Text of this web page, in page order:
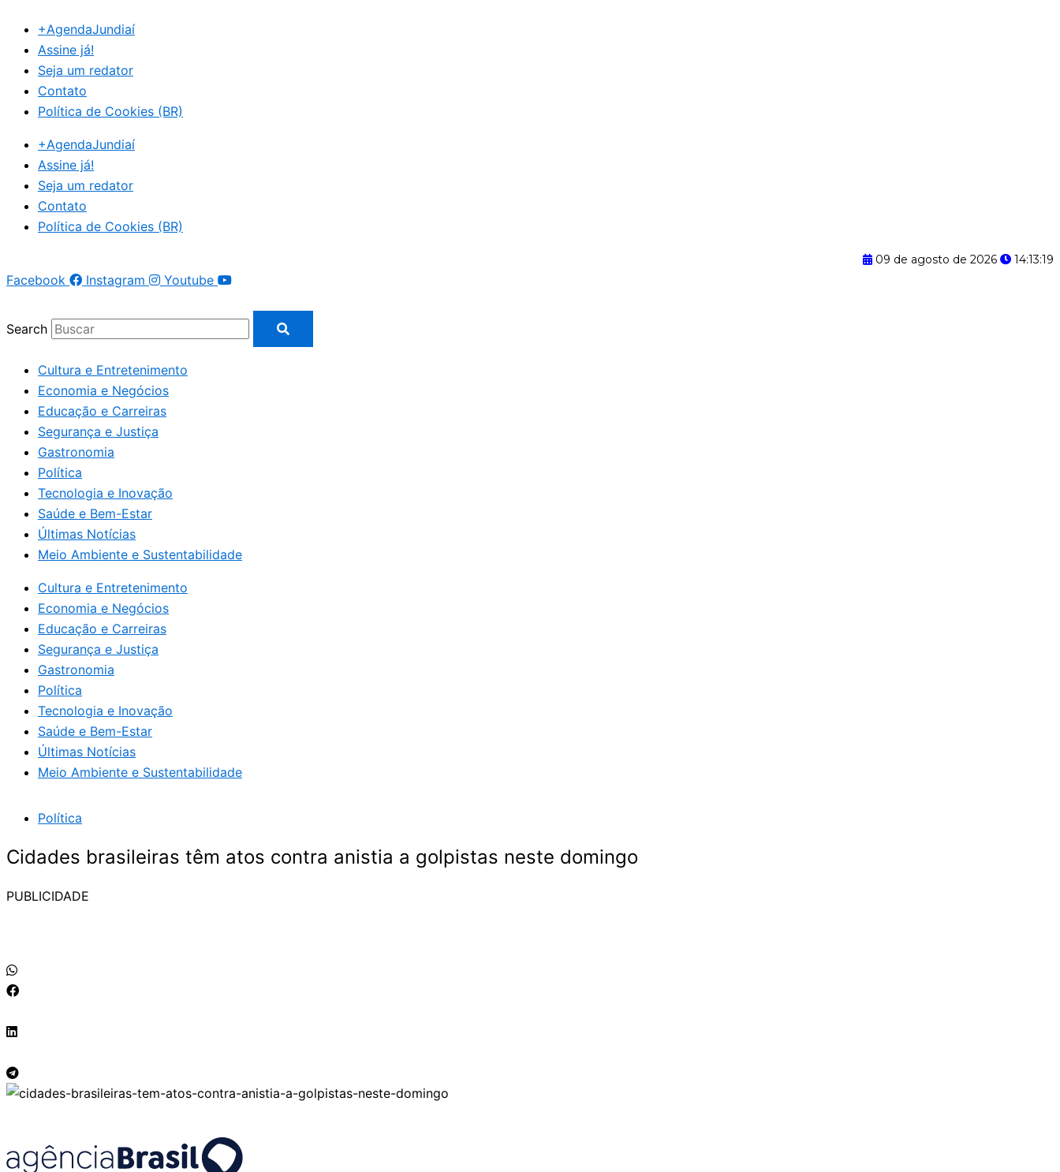
para
conteúdo
+AgendaJundiaí
Assine já!
Seja um redator
Contato
Política de Cookies (BR)
+AgendaJundiaí
Assine já!
Seja um redator
Contato
Política de Cookies (BR)
09 de agosto de 2026 14:13:20
Facebook Instagram Youtube
Search
Cultura e Entretenimento
Economia e Negócios
Educação e Carreiras
Segurança e Justiça
Gastronomia
Política
Tecnologia e Inovação
Saúde e Bem-Estar
Últimas Notícias
Meio Ambiente e Sustentabilidade
Cultura e Entretenimento
Economia e Negócios
Educação e Carreiras
Segurança e Justiça
Gastronomia
Política
Tecnologia e Inovação
Saúde e Bem-Estar
Últimas Notícias
Meio Ambiente e Sustentabilidade
Política
Cidades brasileiras têm atos contra anistia a golpistas neste domingo
PUBLICIDADE